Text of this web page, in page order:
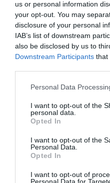
us or personal information
your opt-out. You may
disclosure of your personal
IAB’s list of downstream
also be disclosed by us to
Downstream Participants that
Please note that this
not limited to your visit or
grant or deny consent to
use your data for below
consent section.
Personal Data
I want to opt-out of the
personal data.
Opted In
I want to opt-out of the
Personal Data.
Opted In
I want to opt-out of
Εξαιρετική
ΑΠΆΝΤΗΣΗ
Ο/ΗΑνδριώτης
πλοίο είμαστε
Τήνο ούτε